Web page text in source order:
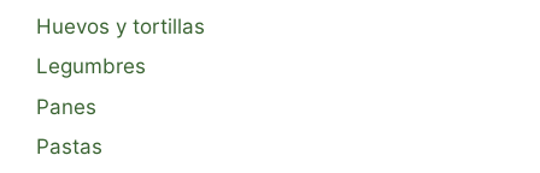
Huevos y tortillas
Legumbres
Panes
Pastas